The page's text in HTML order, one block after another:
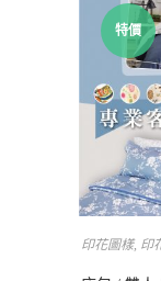
特價
印花圖樣, 印